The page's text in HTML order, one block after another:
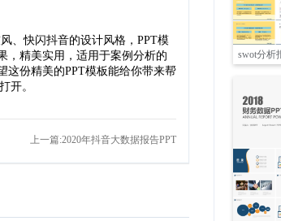
、快闪抖音的设计风格，PPT模
，精美实用，适用于案例分析的
这份精美的PPT模板能给你带来帮
开。
上一篇:2020年抖音大数据报告PPT